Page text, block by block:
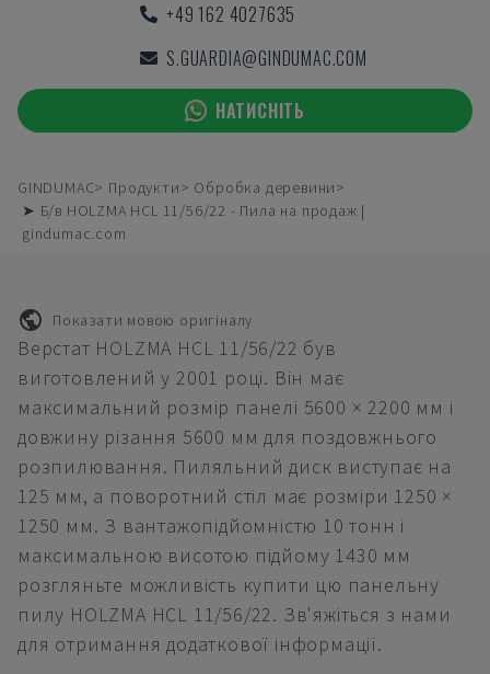
+49 162 4027635
S.GUARDIA@GINDUMAC.COM
НАТИСНІТЬ
GINDUMAC Продукти
Обробка деревини
➤ Б/в HOLZMA HCL 11/56/22 - Пила на продаж |
gindumac.com
Показати мовою оригіналу
Верстат HOLZMA HCL 11/56/22 був
виготовлений у 2001 році. Він має
максимальний розмір панелі 5600 × 2200 мм і
довжину різання 5600 мм для поздовжнього
розпилювання. Пиляльний диск виступає на
125 мм, а поворотний стіл має розміри 1250 ×
1250 мм. З вантажопідйомністю 10 тонн і
максимальною висотою підйому 1430 мм
розгляньте можливість купити цю панельну
пилу HOLZMA HCL 11/56/22. Зв'яжіться з нами
для отримання додаткової інформації.